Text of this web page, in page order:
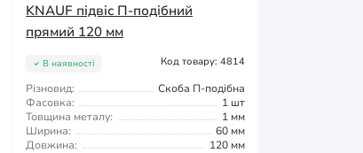
KNAUF підвіс П-подібний
прямий 120 мм
В наявності Код товару: 4814
Різновид:
Скоба П-подібна
Фасовка:
1 шт
Товщина металу:
1 мм
Ширина:
60 мм
Довжина:
120 мм